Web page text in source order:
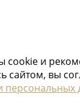
cookie и
сайтом, вы
персональных